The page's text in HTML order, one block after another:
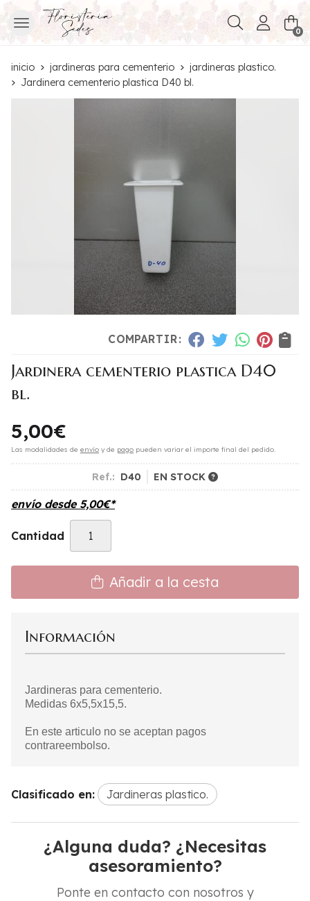
Buscar 0
inicio jardineras para cementerio
jardineras plastico.
Jardinera cementerio plastica D40 bl.
COMPARTIR:
Jardinera cementerio plastica D40
bl.
5,00€
Las modalidades de envío y de pago pueden variar el importe final del pedido.
Ref.: D40 EN STOCK
envío desde 5,00€*
Cantidad
Añadir a la cesta
Información
Jardineras para cementerio.
Medidas 6x5,5x15,5.
En este articulo no se aceptan pagos
contrareembolso.
Clasificado en: Jardineras plastico.
¿Alguna duda? ¿Necesitas
asesoramiento?
Ponte en contacto con nosotros y